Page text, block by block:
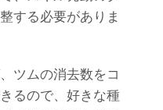
する必要がありま
ツムの消去数をコ
るので、好きな種